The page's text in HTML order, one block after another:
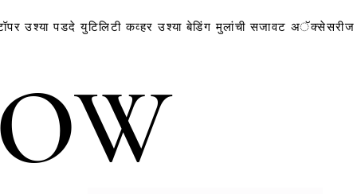
उश्या पडदे युटिलिटी कव्हर उश्या बेडिंग मुलांची सजावट अॅक्सेसरीज